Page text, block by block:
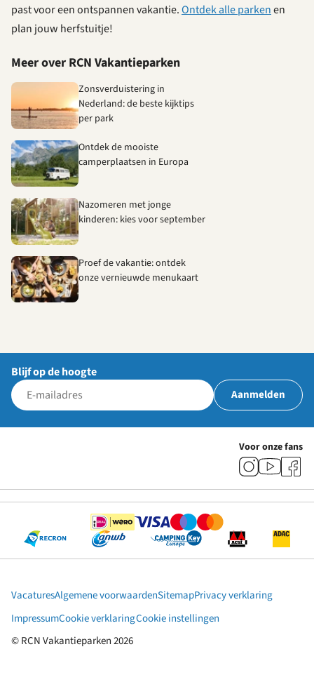
past voor een ontspannen vakantie.Ontdek alle parkenen
plan jouw herfstuitje!
Meer over RCN Vakantieparken
Zonsverduistering in
Nederland: de beste kijktips
per park
Ontdek de mooiste
camperplaatsen in Europa
Nazomeren met jonge
kinderen: kies voor september
Proef de vakantie: ontdek
onze vernieuwde menukaart
Blijf op de hoogte
Aanmelden
Voor onze fans
© RCN Vakantieparken 2026
VacaturesAlgemene voorwaardenSitemapPrivacy verklaring
ImpressumCookie verklaringCookie instellingen